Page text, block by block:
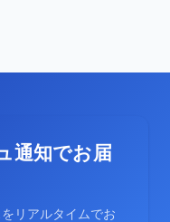
通知でお届
リアルタイムでお